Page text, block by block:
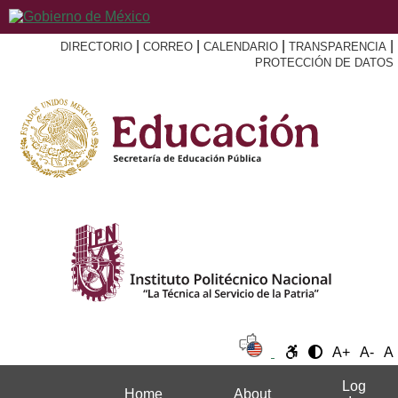
DIRECTORIO CORREO CALENDARIO TRANSPARENCIA
PROTECCIÓN DE DATOS
A+ A- A
Home About
Log